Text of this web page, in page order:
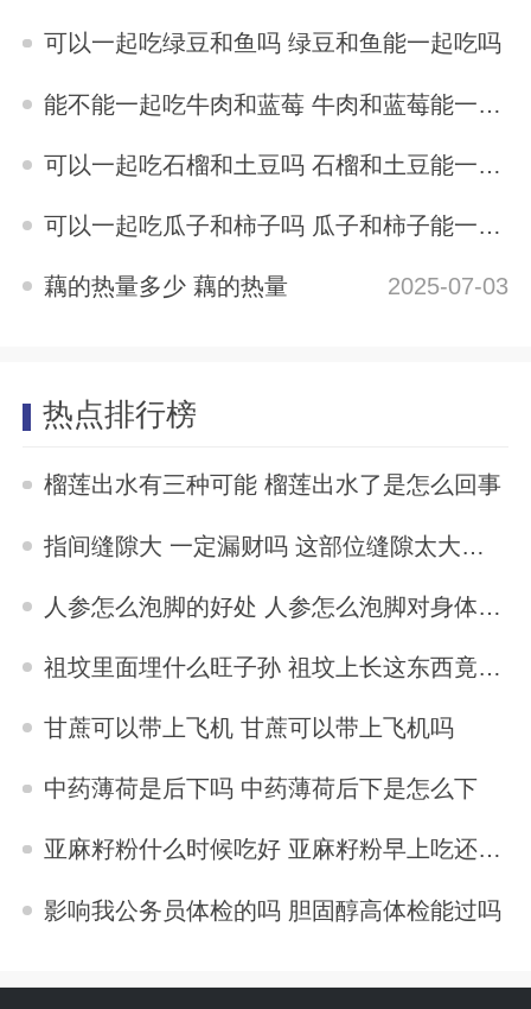
2025-07-03
可以一起吃绿豆和鱼吗 绿豆和鱼能一起吃吗
2025-07-03
能不能一起吃牛肉和蓝莓 牛肉和蓝莓能一起吃么
2025-07-03
可以一起吃石榴和土豆吗 石榴和土豆能一起吃吗
2025-07-03
可以一起吃瓜子和柿子吗 瓜子和柿子能一起吃吗
藕的热量多少 藕的热量 2025-07-03
热点排行榜
榴莲出水有三种可能 榴莲出水了是怎么回事
2023-04-10
指间缝隙大 一定漏财吗 这部位缝隙太大的女人易漏财
2023-04-07
人参怎么泡脚的好处 人参怎么泡脚对身体最好
2023-09-30
祖坟里面埋什么旺子孙 祖坟上长这东西竟能旺儿孙
2023-04-08
甘蔗可以带上飞机 甘蔗可以带上飞机吗
2023-11-10
中药薄荷是后下吗 中药薄荷后下是怎么下
2023-06-15
亚麻籽粉什么时候吃好 亚麻籽粉早上吃还是晚上
2024-10-23
影响我公务员体检的吗 胆固醇高体检能过吗